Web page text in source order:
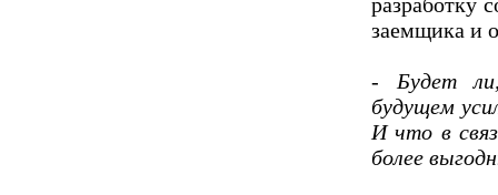
заемщика и
- Будет
будущем
И что в
более